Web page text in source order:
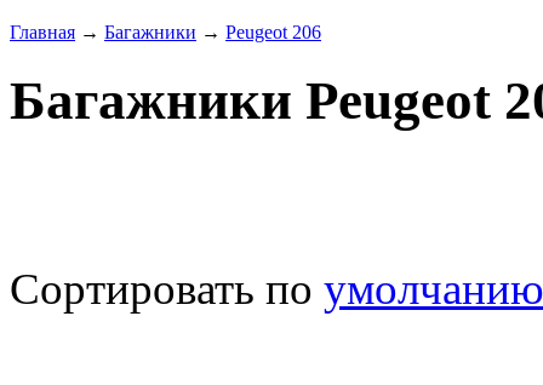
Главная → Багажники → Peugeot 206
Багажники Peugeot
Сортировать по умолчанию